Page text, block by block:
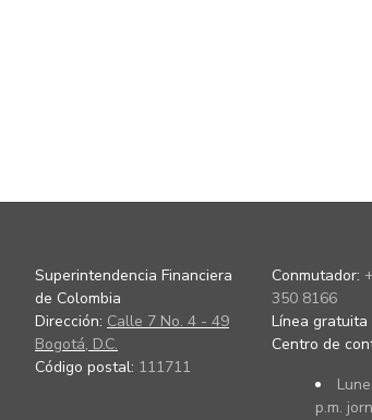
Superintendencia Financiera
de Colombia
Dirección: Calle 7 No. 4 - 49
Bogotá, D.C.
Código postal: 111711
Conmutador:
350 8166
Línea gratuita
Centro de
p.m.